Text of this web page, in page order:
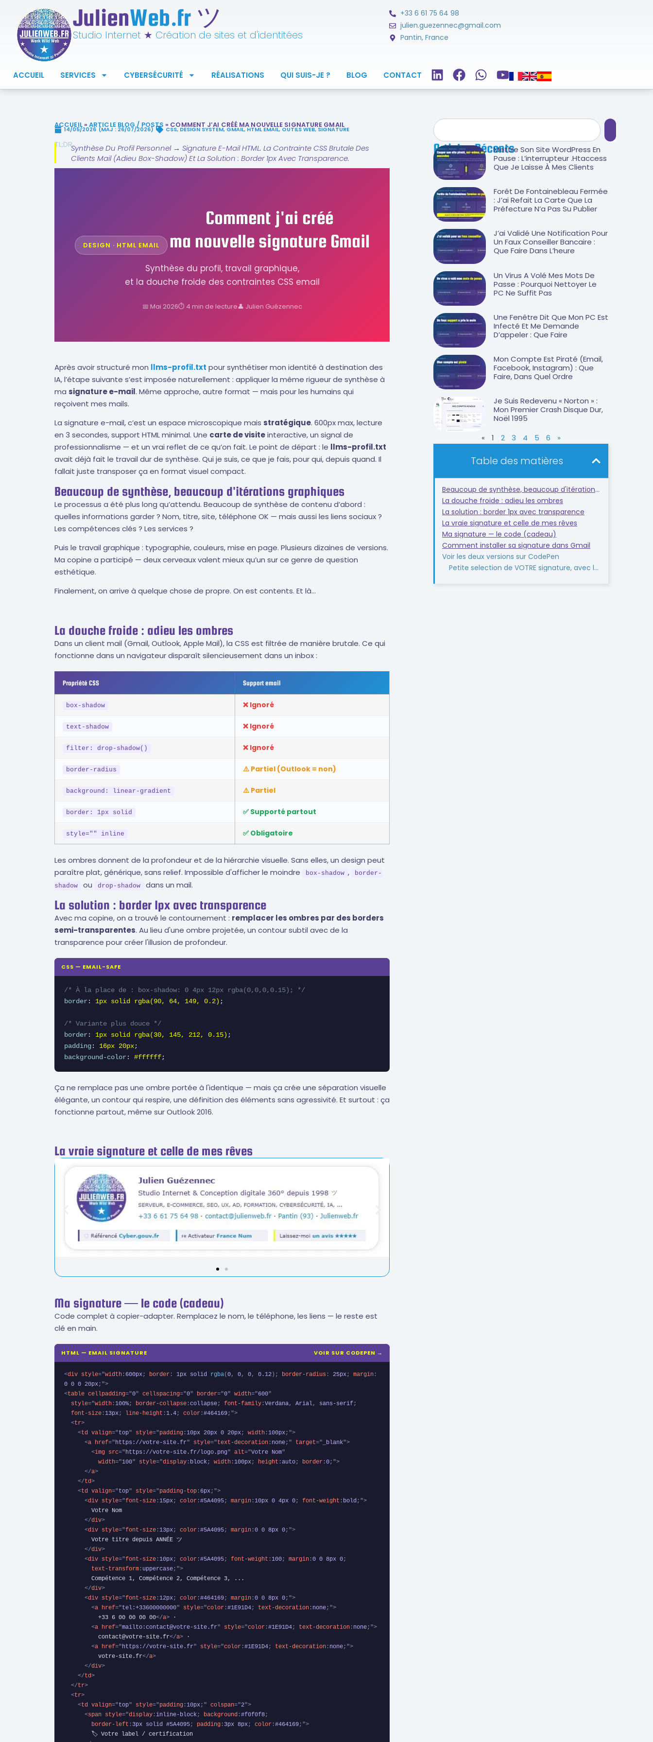
JulienWeb.fr ツ
Studio Internet ★ Création de sites et d'identitées
+33 6 61 75 64 98
julien.guezennec@gmail.com
Pantin, France
ACCUEIL SERVICES CYBERSÉCURITÉ RÉALISATIONS QUI SUIS-JE ? BLOG CONTACT
ACCUEIL»ARTICLE BLOG / POSTS » COMMENT J’AI CRÉÉ MA NOUVELLE SIGNATURE GMAIL
14/05/2026 (MAJ : 26/07/2026) CSS,DESIGN SYSTEM, GMAIL,HTML EMAIL,OUTILS WEB,SIGNATURE
TL;DRSynthèse Du Profil Personnel → Signature E-Mail HTML. La Contrainte CSS Brutale Des
Clients Mail (adieu Box-Shadow) Et La Solution : Border 1px Avec Transparence.
DESIGN · HTML EMAIL
Comment j'ai créé
ma nouvelle signature Gmail
Synthèse du profil, travail graphique,
et la douche froide des contraintes CSS email
📅 Mai 2026⏱ 4 min de lecture👤 Julien Guézennec
Après avoir structuré mon llms-profil.txt pour synthétiser mon identité à destination des
IA, l’étape suivante s’est imposée naturellement : appliquer la même rigueur de synthèse à
ma signature e-mail. Même approche, autre format — mais pour les humains qui
reçoivent mes mails.
La signature e-mail, c’est un espace microscopique mais stratégique. 600px max, lecture
en 3 secondes, support HTML minimal. Une carte de visiteinteractive, un signal de
professionnalisme — et un vrai reflet de ce qu’on fait. Le point de départ : le llms-profil.txt
avait déjà fait le travail dur de synthèse. Qui je suis, ce que je fais, pour qui, depuis quand. Il
fallait juste transposer ça en format visuel compact.
Beaucoup de synthèse, beaucoup d'itérations graphiques
Le processus a été plus long qu’attendu. Beaucoup de synthèse de contenu d’abord :
quelles informations garder ? Nom, titre, site, téléphone OK — mais aussi les liens sociaux ?
Les compétences clés ? Les services ?
Puis le travail graphique : typographie, couleurs, mise en page. Plusieurs dizaines de versions.
Ma copine a participé — deux cerveaux valent mieux qu’un sur ce genre de question
esthétique.
Finalement, on arrive à quelque chose de propre. On est contents. Et là…
La douche froide : adieu les ombres
Dans un client mail (Gmail, Outlook, Apple Mail), la CSS est filtrée de manière brutale. Ce qui
fonctionne dans un navigateur disparaît silencieusement dans un inbox :
Propriété CSS Support email
box-shadow ❌ Ignoré
text-shadow ❌ Ignoré
filter: drop-shadow() ❌ Ignoré
border-radius ⚠️ Partiel (Outlook = non)
background: linear-gradient ⚠️ Partiel
border: 1px solid ✅ Supporté partout
style="" inline ✅ Obligatoire
Les ombres donnent de la profondeur et de la hiérarchie visuelle. Sans elles, un design peut
paraître plat, générique, sans relief. Impossible d'afficher le moindre
box-shadow ,
border-
shadow
ou drop-shadow dans un mail.
La solution : border 1px avec transparence
Avec ma copine, on a trouvé le contournement : remplacer les ombres par des borders
semi-transparentes. Au lieu d'une ombre projetée, un contour subtil avec de la
transparence pour créer l'illusion de profondeur.
CSS — EMAIL-SAFE
/* À la place de : box-shadow: 0 4px 12px rgba(0,0,0,0.15); */
border : 1px solid rgba(90, 64, 149, 0.2) ;
/* Variante plus douce */
border : 1px solid rgba(30, 145, 212, 0.15)
padding: 16px 20px
background-color : #ffffff;
Ça ne remplace pas une ombre portée à l'identique — mais ça crée une séparation visuelle
élégante, un contour qui respire, une définition des éléments sans agressivité. Et surtout : ça
fonctionne partout, même sur Outlook 2016.
La vraie signature et celle de mes rêves
Ma signature — le code (cadeau)
Code complet à copier-adapter. Remplacez le nom, le téléphone, les liens — le reste est
clé en main.
HTML — EMAIL SIGNATURE VOIR SUR CODEPEN →
<div style="width : 600px; border : 1px solid rgba(0, 0, 0, 0.12) ; border-radius : 25px; margin :
0 0 0 20px; ">
<table cellpadding="0" cellspacing="0" border="0" width="600"
style="width : 100%; border-collapse :collapse; font-family :Verdana, Arial, sans-serif;
font-size : 13px; line-height : 1.4; color :#464169; ">
<tr>
<td valign="top" style="padding : 10px 20px 0 20px; width : 100px; ">
<a href=" https://votre-site.fr" style="text-decoration : none; " target=" _blank">
<img src=" https://votre-site.fr/logo.png" alt="Votre Nom"
width="100" style="display : block; width : 100px; height :auto; border :0; ">
</a>
</td>
<td valign="top" style="padding-top : 6px; ">
<div style="font-size : 15px; color :#5A4095; margin : 10px 0 4px 0; font-weight : bold ; ">
</div>
<div style="font-size : 13px; color :#5A4095; margin :0 0 8px 0; ">
</div>
<div style="font-size : 10px; color :#5A4095; font-weight : 100; margin :0 0 8px 0;
text-transform : uppercase; ">
</div>
<div style="font-size : 12px; color :#464169; margin :0 0 8px 0; ">
<a href="tel:+33600000000" style="color :#1E91D4; text-decoration : none; ">
          +33 6 00 00 00 00
</a> ·
<a href="mailto:contact@votre-site.fr" style="color :#1E91D4; text-decoration : none; ">
          contact@votre-site.fr
</a> ·
<a href=" https://votre-site.fr" style="color :#1E91D4; text-decoration : none; ">
          votre-site.fr
</a>
</div>
</td>
</tr>
<tr>
<td valign="top" style="padding : 10px; " colspan="2">
<span style="display :inline-block; background :#f0f0f8;
border-left : 3px solid #5A4095; padding : 3px 8px; color :#464169; ">
Articles RécentsMettre Son Site WordPress En
Pause : L’interrupteur .htaccess
Que Je Laisse À Mes Clients
Forêt De Fontainebleau Fermée
: J’ai Refait La Carte Que La
Préfecture N’a Pas Su Publier
J’ai Validé Une Notification Pour
Un Faux Conseiller Bancaire :
Que Faire Dans L’heure
Un Virus A Volé Mes Mots De
Passe : Pourquoi Nettoyer Le
PC Ne Suffit Pas
Une Fenêtre Dit Que Mon PC Est
Infecté Et Me Demande
D’appeler : Que Faire
Mon Compte Est Piraté (email,
Facebook, Instagram) : Que
Faire, Dans Quel Ordre
Je Suis Redevenu « Norton » :
Mon Premier Crash Disque Dur,
Noël 1995
«
1 2 3 4 5 6 »
Table des matières
Beaucoup de synthèse, beaucoup d'itérations graphiques
La douche froide : adieu les ombres
La solution : border 1px avec transparence
La vraie signature et celle de mes rêves
Ma signature — le code (cadeau)
Comment installer sa signature dans Gmail
Voir les deux versions sur CodePen
Petite selection de VOTRE signature, avec la souris, sur Codepen, clic-droit, copier... puis go gMail !